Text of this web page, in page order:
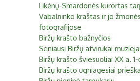
3
4 5 6
10
11
17
18 19 20
24
25 26 27
Likėnų-Smardonės kurortas
Vabalninko kraštas ir jo
fotografijose
Biržų krašto bažnyčios
Seniausi Biržų atvirukai
Biržų krašto šviesuoliai XX a.
Biržų krašto ugniagesiai